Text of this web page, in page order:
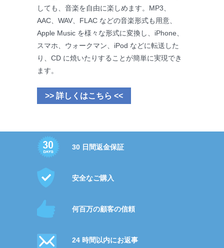
しても、音楽を自由に楽しめます。MP3、
AAC、WAV、FLAC などの音楽形式も用意、
Apple Music を様々な形式に変換し、iPhone、
スマホ、ウォークマン、iPod などに転送した
り、CD に焼いたりすることが簡単に実現でき
ます。
>> 詳しくはこちら <<
30 日間返金保証
安全なご購入
何百万の顧客の信頼
24 時間以内にお返事